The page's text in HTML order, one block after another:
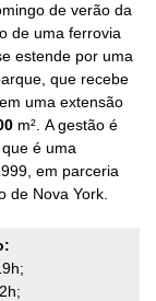
de verão da
de uma ferrovia
estende por uma
que recebe
uma extensão
m². A gestão é
é uma
em parceria
de Nova York.